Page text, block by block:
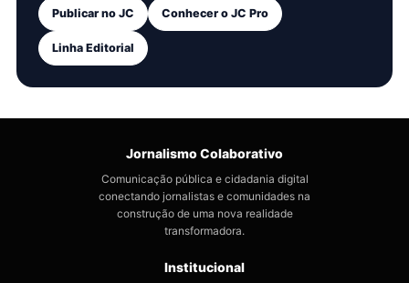
Publicar no JC Conhecer o JC Pro
Linha Editorial
Jornalismo Colaborativo
Comunicação pública e cidadania digital
conectando jornalistas e comunidades na
construção de uma nova realidade
transformadora.
Institucional